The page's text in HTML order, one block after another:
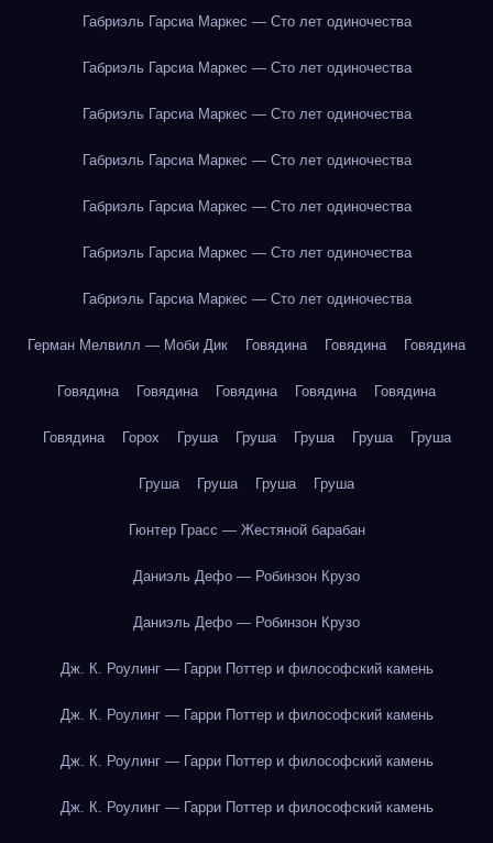
Габриэль Гарсиа Маркес — Сто лет одиночества
Габриэль Гарсиа Маркес — Сто лет одиночества
Габриэль Гарсиа Маркес — Сто лет одиночества
Габриэль Гарсиа Маркес — Сто лет одиночества
Габриэль Гарсиа Маркес — Сто лет одиночества
Габриэль Гарсиа Маркес — Сто лет одиночества
Габриэль Гарсиа Маркес — Сто лет одиночества
Герман Мелвилл — Моби Дик Говядина Говядина Говядина
Говядина Говядина Говядина Говядина Говядина
Говядина Горох Груша Груша Груша Груша Груша
Груша Груша Груша Груша
Гюнтер Грасс — Жестяной барабан
Даниэль Дефо — Робинзон Крузо
Даниэль Дефо — Робинзон Крузо
Дж. К. Роулинг — Гарри Поттер и философский камень
Дж. К. Роулинг — Гарри Поттер и философский камень
Дж. К. Роулинг — Гарри Поттер и философский камень
Дж. К. Роулинг — Гарри Поттер и философский камень